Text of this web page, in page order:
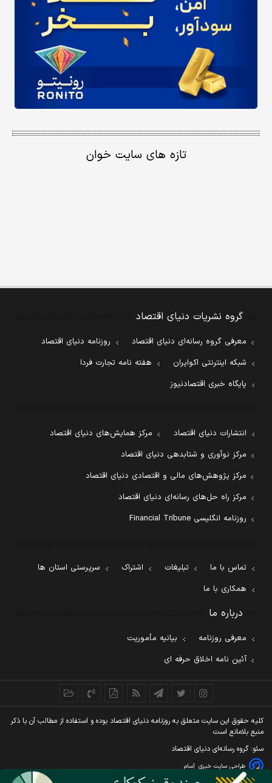
تازه های سایت خوان
گروه نشریات دنیای اقتصاد
معرفی گروه رسانه‌ای دنیای اقتصاد
روزنامه دنیای اقتصاد
شبکه اینترنتی اکوایران
هفته نامه تجارت فردا
پایگاه خبری اقتصادنیوز
انتشارات دنیای اقتصاد
مرکز همایش‌های دنیای اقتصاد
مرکز نوآوری و شتابدهی دنیای اقتصاد
مرکز پژوهش‌های مالی و اقتصادی دنیای اقتصاد
مرکز راه حل‌های رسانه‌ای دنیای اقتصاد
روزنامه انگلیسی Financial Tribune
تماس با ما تبلیغات اشتراک
سرپرستی استان ها
همکاری با ما
درباره ما
معرفی روزنامه
بیانیه مأموریت
آئین نامه اخلاق حرفه ای
کليه حقوق اين سايت متعلق به روزنامه دنيای اقتصاد بوده و استفاده از مطالب آن با ذکر
منبع بلامانع است
سئو: گروه رسانه‌ای دنیای اقتصاد
طراحی سایت خبری آسام